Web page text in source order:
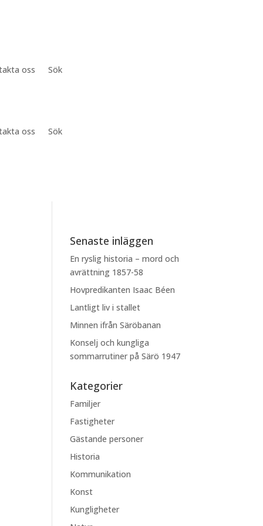
oss Sök
oss Sök
Senaste inläggen
En ryslig historia – mord och
avrättning 1857-58
Hovpredikanten Isaac Béen
Lantligt liv i stallet
Minnen ifrån Säröbanan
Konselj och kungliga
sommarrutiner på Särö 1947
Kategorier
Familjer
Fastigheter
Gästande personer
Historia
Kommunikation
Konst
Kungligheter